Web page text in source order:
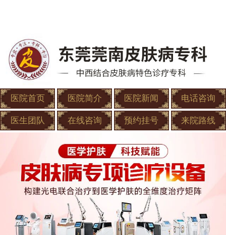
医院首页 医院简介 医院新闻 电话咨询
医生团队 在线咨询 预约挂号 来院路线